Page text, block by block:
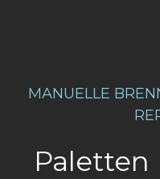
MANUELLE
Paletten